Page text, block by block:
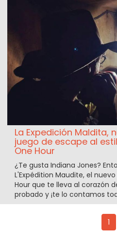
La Expedición Maldita,
juego de escape al
One Hour
¿Te gusta Indiana Jones?
L'Expédition Maudite, el
Hour que te lleva al corazón
probado y ¡te lo contamos
1